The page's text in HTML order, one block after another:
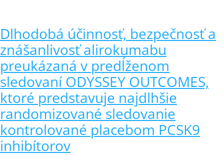
Dlhodobá účinnosť, bezpečnosť a
znášanlivosť alirokumabu
preukázaná v predĺženom
sledovaní ODYSSEY OUTCOMES,
ktoré predstavuje najdlhšie
randomizované sledovanie
kontrolované placebom PCSK9
inhibítorov